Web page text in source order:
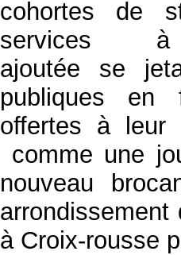
cohortes de
services
ajoutée se
publiques en
offertes à leur
comme une
nouveau
arrondissement
à Croix-rousse